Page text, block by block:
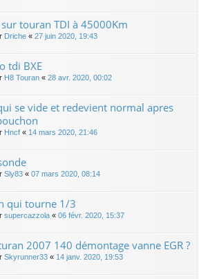
touran TDI à 45000Km
Driche « 27 juin 2020, 19:43
tdi BXE
H8 Touran « 28 avr. 2020, 00:02
se vide et redevient normal apres
Hncf « 14 mars 2020, 21:46
Sly83 « 07 mars 2020, 08:14
qui tourne 1/3
supercazzola « 06 févr. 2020, 15:37
2007 140 démontage vanne EGR ?
Skyrunner33 « 14 janv. 2020, 19:53